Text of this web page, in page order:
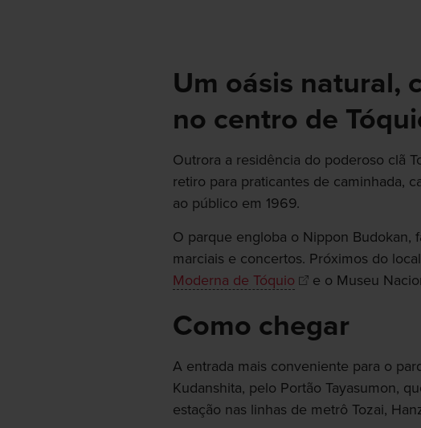
Um oásis natural,
no centro de
Outrora a residência do poderoso clã
retiro para praticantes de caminhada,
ao público em 1969.
O parque engloba o Nippon Budokan,
marciais e concertos. Próximos do
Moderna de Tóquio
e o Museu
Como chegar
A entrada mais conveniente para o
Kudanshita, pelo Portão Tayasumon,
estação nas linhas de metrô Tozai,